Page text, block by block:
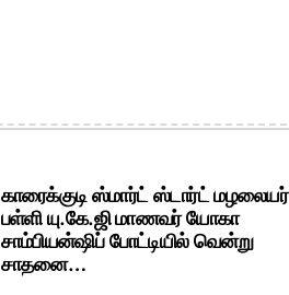
காரைக்குடி ஸ்மார்ட் ஸ்டார்ட் மழலையர்
பள்ளி யு.கே.ஜி மாணவர் யோகா
சாம்பியன்ஷிப் போட்டியில் வென்று
சாதனை…